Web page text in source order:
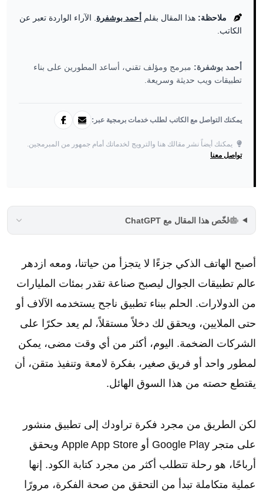
ملاحظة: هذا المقال بقلم أحمد بوشفرة . الآراء الواردة تعبر عن
الكاتب.
أحمد بوشفرة: مبرمج ومؤلف تقني، أساعد المطورين على بناء
تطبيقات ويب حديثة وسريعة.
يمكنك التواصل مع الكاتب لطلب خدمات برمجية عبر:
يمكنك أيضاً نشر مقالك هنا والترويج لخدماتك أمام جمهور من المبرمجين.
تواصل معنا
لخّص هذا المقال مع ChatGPT
أصبح الهاتف الذكي جزءًا لا يتجزأ من حياتنا، ومعه ازدهر
عالم تطبيقات الجوال ليصبح صناعة تقدر بمئات المليارات
من الدولارات. الحلم ببناء تطبيق ناجح يستخدمه الآلاف أو
حتى الملايين، ويحقق لك دخلاً مستقلاً، لم يعد حكرًا على
الشركات الضخمة. اليوم، أكثر من أي وقت مضى، يمكن
لمطور واحد أو فريق صغير، بفكرة لامعة وتنفيذ متقن، أن
يقتطع حصته من هذا السوق الهائل.
لكن الطريق من مجرد فكرة تراودك إلى تطبيق منشور
على متجر Google Play أو Apple App Store ويحقق
أرباحًا، هو رحلة تتطلب أكثر من مجرد كتابة الكود. إنها
عملية متكاملة تبدأ من التحقق من صحة الفكرة، مرورًا